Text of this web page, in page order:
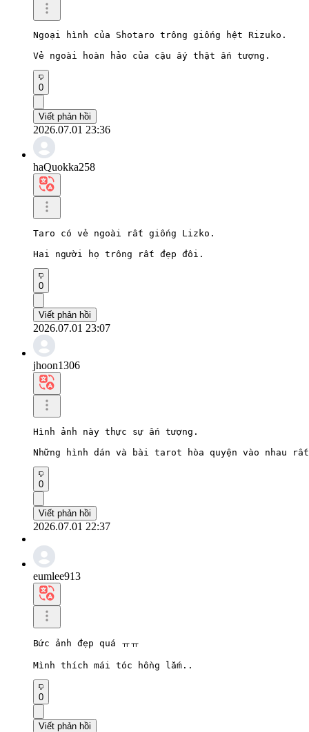
Ngoại hình của Shotaro trông giống hệt Rizuko.
Vẻ ngoài hoàn hảo của cậu ấy thật ấn tượng.
0
Viết phản hồi
2026.07.01 23:36
haQuokka258
Taro có vẻ ngoài rất giống Lizko.
Hai người họ trông rất đẹp đôi.
0
Viết phản hồi
2026.07.01 23:07
jhoon1306
Hình ảnh này thực sự ấn tượng.
Những hình dán và bài tarot hòa quyện vào nhau
0
Viết phản hồi
2026.07.01 22:37
eumlee913
Bức ảnh đẹp quá ㅠㅠ
Mình thích mái tóc hồng lắm..
0
Viết phản hồi